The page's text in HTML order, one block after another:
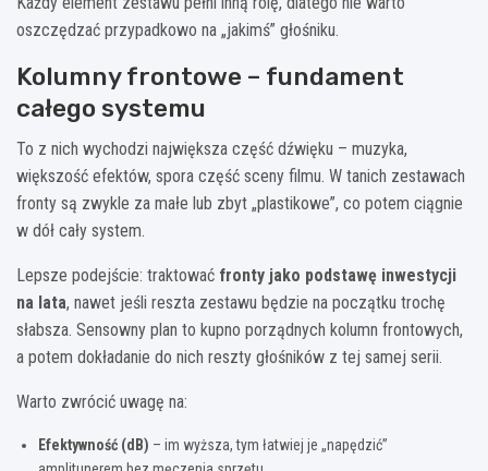
oszczędzać przypadkowo na „jakimś” głośniku.
Kolumny frontowe – fundament
całego systemu
To z nich wychodzi największa część dźwięku – muzyka,
większość efektów, spora część sceny filmu. W tanich zestawach
fronty są zwykle za małe lub zbyt „plastikowe”, co potem ciągnie
w dół cały system.
Lepsze podejście: traktować fronty jako podstawę inwestycji
na lata, nawet jeśli reszta zestawu będzie na początku trochę
słabsza. Sensowny plan to kupno porządnych kolumn frontowych,
a potem dokładanie do nich reszty głośników z tej samej serii.
Warto zwrócić uwagę na:
Efektywność (dB) – im wyższa, tym łatwiej je „napędzić”